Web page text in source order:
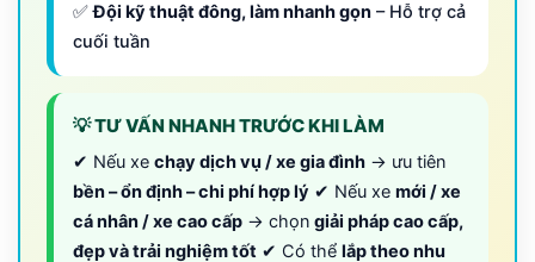
✅Đội kỹ thuật đông, làm nhanh gọn – Hỗ trợ cả
cuối tuần
💡 TƯ VẤN NHANH TRƯỚC KHI LÀM
✔ Nếu xe chạy dịch vụ / xe gia đình → ưu tiên
bền – ổn định – chi phí hợp lý ✔ Nếu xe mới / xe
cá nhân / xe cao cấp → chọn giải pháp cao cấp,
đẹp và trải nghiệm tốt ✔ Có thể lắp theo nhu